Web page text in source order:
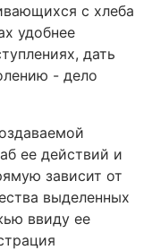
с хлеба
удобнее
дать
- дело
ее действий и
зависит от
выделенных
ввиду ее